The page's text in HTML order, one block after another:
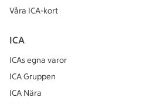
Våra ICA-kort
ICA
ICAs egna varor
ICA Gruppen
ICA Nära